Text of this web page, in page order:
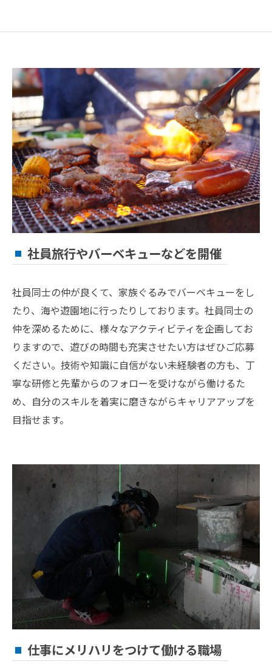
社員旅行やバーベキューなどを開催
社員同士の仲が良くて、家族ぐるみでバーベキューをし
たり、海や遊園地に行ったりしております。社員同士の
仲を深めるために、様々なアクティビティを企画してお
りますので、遊びの時間も充実させたい方はぜひご応募
ください。技術や知識に自信がない未経験者の方も、丁
寧な研修と先輩からのフォローを受けながら働けるた
め、自分のスキルを着実に磨きながらキャリアアップを
目指せます。
仕事にメリハリをつけて働ける職場